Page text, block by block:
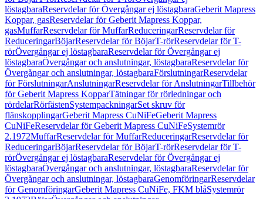
löstagbaraReservdelar för Övergångar ej löstagbaraGeberit Mapress
Koppar, gasReservdelar för Geberit Mapress Koppar,
gasMuffarReservdelar för MuffarReduceringarReservdelar för
ReduceringarBöjarReservdelar för BöjarT-rörReservdelar för T-
rörÖvergångar ej löstagbaraReservdelar för Övergångar ej
löstagbaraÖvergångar och anslutningar, löstagbaraReservdelar för
Övergångar och anslutningar, löstagbaraFörslutningarReservdelar
för FörslutningarAnslutningarReservdelar för AnslutningarTillbehör
för Geberit Mapress KopparTätningar för rörledningar och
rördelarRörfästenSystempackningarSet skruv för
flänskopplingarGeberit Mapress CuNiFeGeberit Mapress
CuNiFeReservdelar för Geberit Mapress CuNiFeSystemrör
2.1972MuffarReservdelar för MuffarReduceringarReservdelar för
ReduceringarBöjarReservdelar för BöjarT-rörReservdelar för T-
rörÖvergångar ej löstagbaraReservdelar för Övergångar ej
löstagbaraÖvergångar och anslutningar, löstagbaraReservdelar för
Övergångar och anslutningar, löstagbaraGenomföringarReservdelar
för GenomföringarGeberit Mapress CuNiFe, FKM blåSystemrör